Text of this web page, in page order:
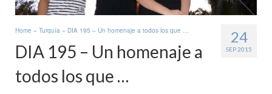
24
SEP 2015
Home » Turquía » DIA 195 – Un homenaje a todos los que …
DIA 195 – Un homenaje a
todos los que …